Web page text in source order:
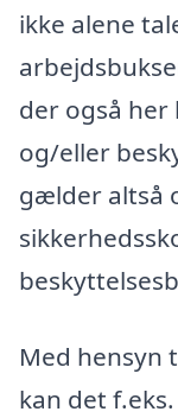
ikke alene
der også
og/eller
gælder altså
Med hensyn
kan det